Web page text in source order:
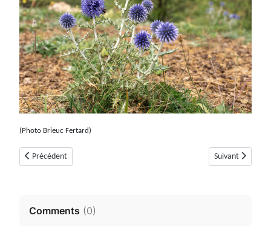
(Photo Brieuc Fertard)
Article précédent : La Forteresse d'Aiglun (06910)
Précédent Article suivant :
Suivant
Comments (0)